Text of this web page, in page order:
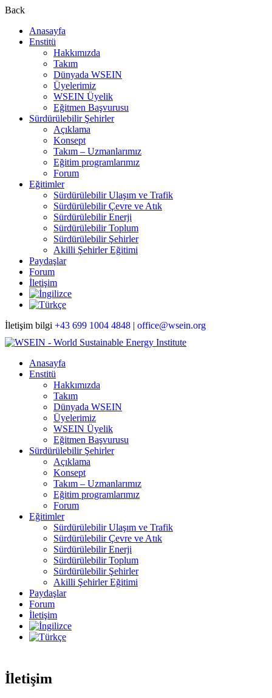
Back
Anasayfa
Enstitü
Hakkımızda
Takım
Dünyada WSEIN
Üyelerimiz
WSEIN Üyelik
Eğitmen Başvurusu
Sürdürülebilir Şehirler
Açıklama
Konsept
Takım – Uzmanlarımız
Eğitim programlarımız
Forum
Eğitimler
Sürdürülebilir Ulaşım ve Trafik
Sürdürülebilir Çevre ve Atık
Sürdürülebilir Enerji
Sürdürülebilir Toplum
Sürdürülebilir Şehirler
Akilli Şehirler Eğitimi
Paydaşlar
Forum
İletişim
İletişim bilgi +43 699 1004 4848 | office@wsein.org
Anasayfa
Enstitü
Hakkımızda
Takım
Dünyada WSEIN
Üyelerimiz
WSEIN Üyelik
Eğitmen Başvurusu
Sürdürülebilir Şehirler
Açıklama
Konsept
Takım – Uzmanlarımız
Eğitim programlarımız
Forum
Eğitimler
Sürdürülebilir Ulaşım ve Trafik
Sürdürülebilir Çevre ve Atık
Sürdürülebilir Enerji
Sürdürülebilir Toplum
Sürdürülebilir Şehirler
Akilli Şehirler Eğitimi
Paydaşlar
Forum
İletişim
İletişim